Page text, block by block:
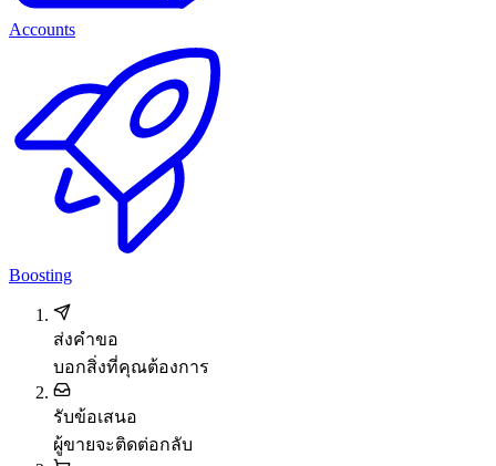
Accounts
Boosting
ส่งคำขอ
บอกสิ่งที่คุณต้องการ
รับข้อเสนอ
ผู้ขายจะติดต่อกลับ